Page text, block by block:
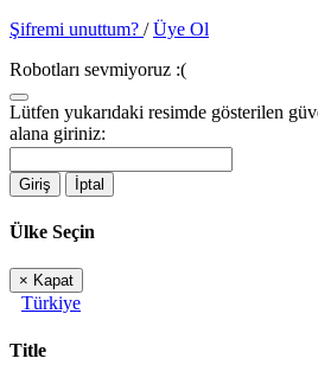
Şifremi unuttum? /Üye Ol
Robotları sevmiyoruz :(
Lütfen yukarıdaki resimde gösterilen
alana giriniz:
Giriş İptal
Ülke Seçin
× Kapat
Türkiye
Title